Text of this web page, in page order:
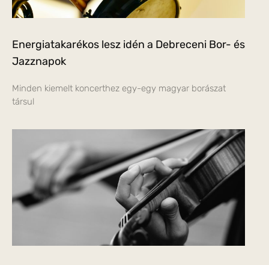
Energiatakarékos lesz idén a Debreceni Bor- és
Jazznapok
Minden kiemelt koncerthez egy-egy magyar borászat
társul